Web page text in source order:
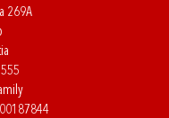
269A